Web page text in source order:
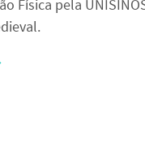
Física pela